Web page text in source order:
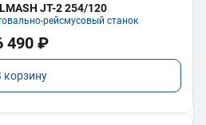
JT-2 254/120
рейсмусовый станок
490 ₽
корзину